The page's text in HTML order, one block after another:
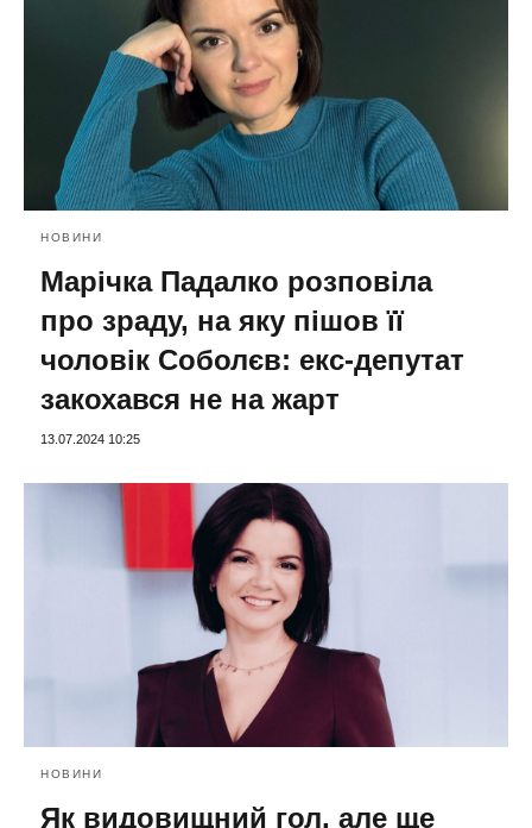
НОВИНИ
Марічка Падалко розповіла
про зраду, на яку пішов її
чоловік Соболєв: екс-депутат
закохався не на жарт
13.07.2024 10:25
НОВИНИ
Як видовищний гол, але ще